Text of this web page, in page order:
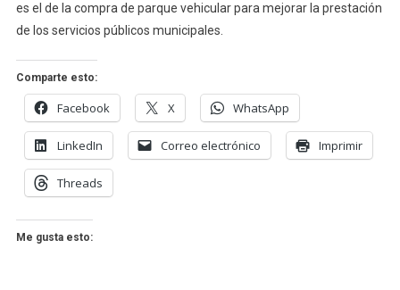
es el de la compra de parque vehicular para mejorar la prestación
de los servicios públicos municipales.
Comparte esto:
Facebook X WhatsApp
LinkedIn Correo electrónico Imprimir
Threads
Me gusta esto: